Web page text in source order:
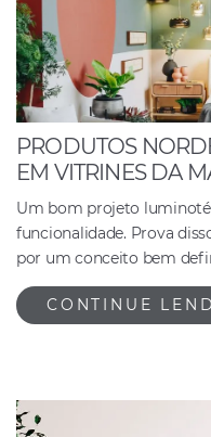
PRODUTOS
EM VITRINES DA
Um bom projeto
funcionalidade. Prova
por um conceito bem
CONTINUE